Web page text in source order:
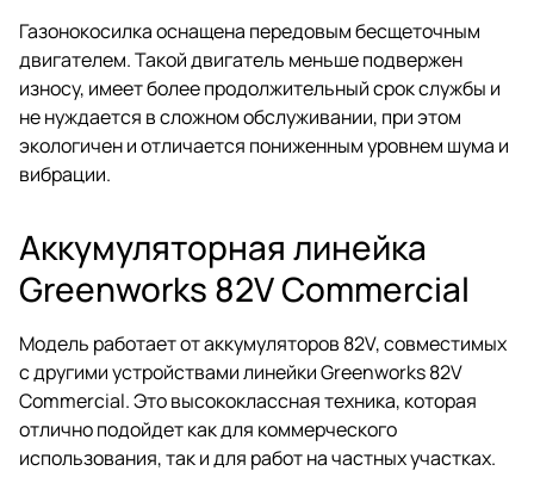
Газонокосилка оснащена передовым бесщеточным
двигателем. Такой двигатель меньше подвержен
износу, имеет более продолжительный срок службы и
не нуждается в сложном обслуживании, при этом
экологичен и отличается пониженным уровнем шума и
вибрации.
Аккумуляторная линейка
Greenworks 82V Commercial
Модель работает от аккумуляторов 82V, совместимых
с другими устройствами линейки Greenworks 82V
Commercial. Это высококлассная техника, которая
отлично подойдет как для коммерческого
использования, так и для работ на частных участках.